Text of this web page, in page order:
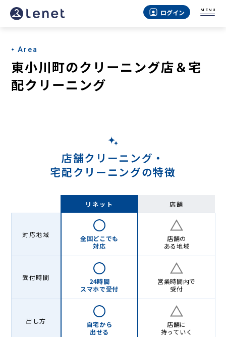
東
川
町
の
ン
ッ
ト〉
ログイン MENU
Area
東小川町のクリーニング店＆宅
配クリーニング
店舗クリーニング・
宅配クリーニングの特徴
リネット 店舗
対応地域
全国どこでも
対応
店舗の
ある地域
受付時間
24時間
スマホで受付
営業時間内で
受付
出し方
自宅から
出せる
店舗に
持っていく